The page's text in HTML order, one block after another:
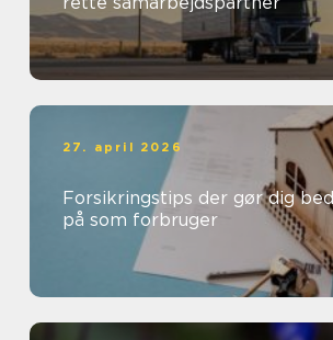
27. april 2026
Forsikringstips der gør dig
på som forbruger